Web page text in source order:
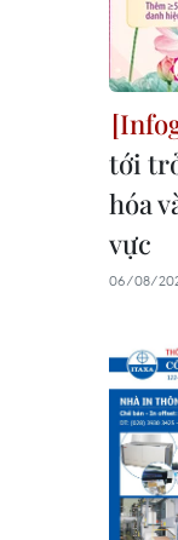
tới
hóa
vực
06/08/